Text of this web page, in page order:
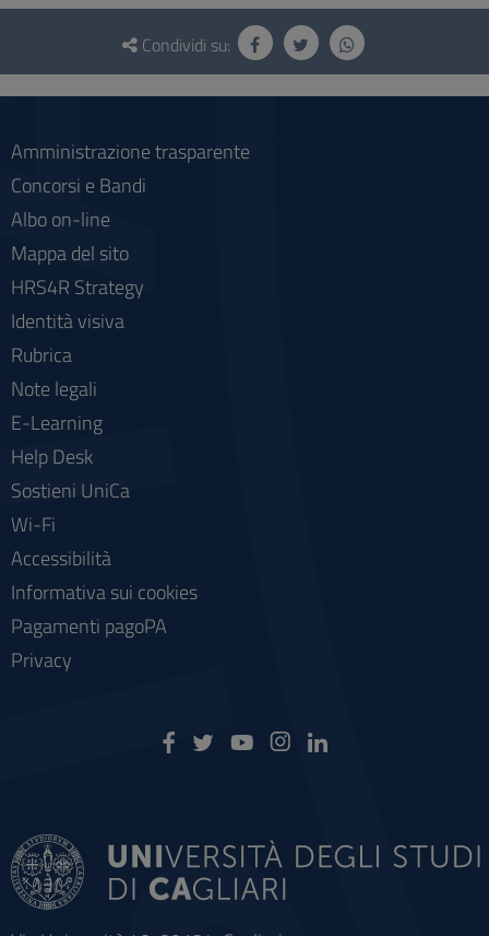
Questionario
social
Condividi su:
Amministrazione trasparente
Concorsi e Bandi
Albo on-line
Mappa del sito
HRS4R Strategy
Identità visiva
Rubrica
Note legali
E-Learning
Help Desk
Sostieni UniCa
Wi-Fi
Accessibilità
Informativa sui cookies
Pagamenti pagoPA
Privacy